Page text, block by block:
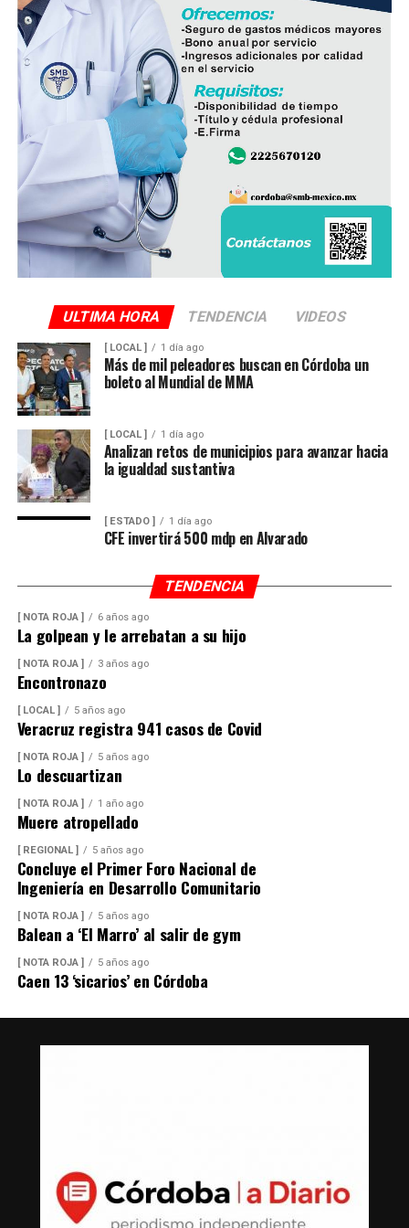
Finalmente, destacó que entre Veracruz y Puebla
operan ocho empresas productoras con más de 350
granjas avícolas, las cuales representan una importante
fuente de empleo y desarrollo económico para
comunidades rurales de ambas entidades.
ULTIMA HORA TENDENCIA VIDEOS
[ LOCAL ] 1 día ago
Más de mil peleadores buscan en Córdoba un
boleto al Mundial de MMA
[ LOCAL ] 1 día ago
Analizan retos de municipios para avanzar hacia
la igualdad sustantiva
[ ESTADO ] 1 día ago
CFE invertirá 500 mdp en Alvarado
TENDENCIA
[ NOTA ROJA ] 6 años ago
La golpean y le arrebatan a su hijo
[ NOTA ROJA ] 3 años ago
Encontronazo
[ LOCAL ] 5 años ago
Veracruz registra 941 casos de Covid
[ NOTA ROJA ] 5 años ago
Lo descuartizan
[ NOTA ROJA ] 1 año ago
Muere atropellado
[ REGIONAL ] 5 años ago
Concluye el Primer Foro Nacional de
Ingeniería en Desarrollo Comunitario
[ NOTA ROJA ] 5 años ago
Balean a ‘El Marro’ al salir de gym
[ NOTA ROJA ] 5 años ago
Caen 13 ‘sicarios’ en Córdoba